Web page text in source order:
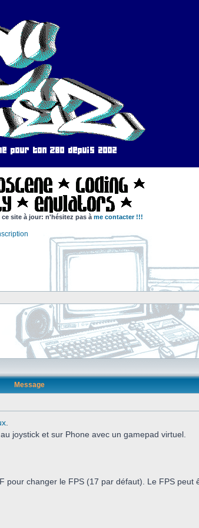
site à jour: n'hésitez pas à me contacter !!!
Message
joystick et sur Phone avec un gamepad virtuel.
changer le FPS (17 par défaut). Le FPS peut